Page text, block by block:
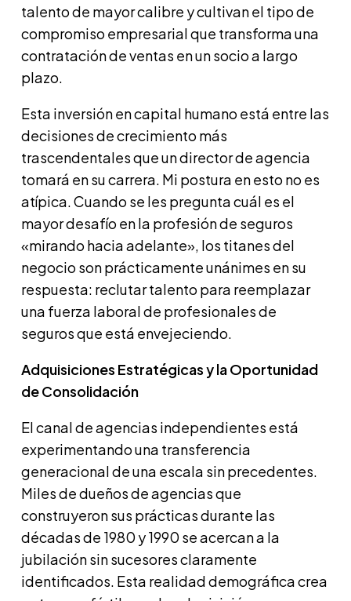
talento de mayor calibre y cultivan el tipo de
compromiso empresarial que transforma una
contratación de ventas en un socio a largo
plazo.
Esta inversión en capital humano está entre las
decisiones de crecimiento más
trascendentales que un director de agencia
tomará en su carrera. Mi postura en esto no es
atípica. Cuando se les pregunta cuál es el
mayor desafío en la profesión de seguros
«mirando hacia adelante», los titanes del
negocio son prácticamente unánimes en su
respuesta: reclutar talento para reemplazar
una fuerza laboral de profesionales de
seguros que está envejeciendo.
Adquisiciones Estratégicas y la Oportunidad
de Consolidación
El canal de agencias independientes está
experimentando una transferencia
generacional de una escala sin precedentes.
Miles de dueños de agencias que
construyeron sus prácticas durante las
décadas de 1980 y 1990 se acercan a la
jubilación sin sucesores claramente
identificados. Esta realidad demográfica crea